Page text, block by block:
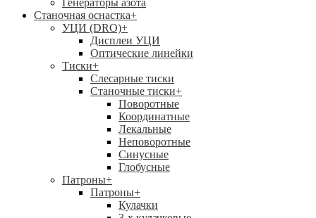
Генераторы азота
Станочная оснастка+
УЦИ (DRO)+
Дисплеи УЦИ
Оптические линейки
Тиски+
Слесарные тиски
Станочные тиски+
Поворотные
Координатные
Лекальные
Неповоротные
Синусные
Глобусные
Патроны+
Патроны+
Кулачки